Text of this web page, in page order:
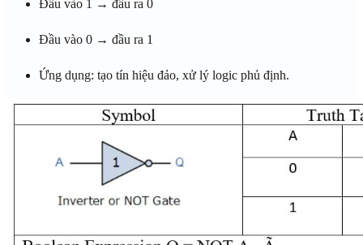
Đầu vào 1 → đầu ra 0
Đầu vào 0 → đầu ra 1
Ứng dụng: tạo tín hiệu đảo, xử lý logic phủ định.